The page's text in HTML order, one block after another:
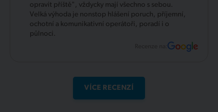
opravit příště", vždycky mají všechno s sebou.
Velká výhoda je nonstop hlášení poruch, příjemní,
ochotní a komunikativní operátoři, poradí i o
půlnoci.
Recenze na:
VÍCE RECENZÍ